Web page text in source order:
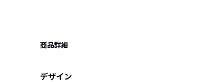
商品詳細
デザイン